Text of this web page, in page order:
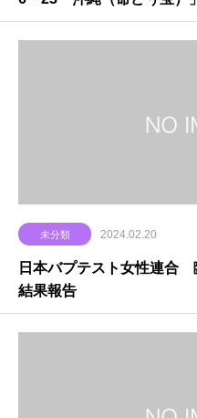
未分類 2024.02.20
日本バプテスト女性連合
結果報告